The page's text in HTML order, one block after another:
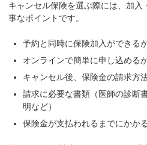
キャンセル保険を選ぶ際には、加
事なポイントです。
予約と同時に保険加入ができる
オンラインで簡単に申し込める
キャンセル後、保険金の請求方
請求に必要な書類（医師の診断
明など）
保険金が支払われるまでにか